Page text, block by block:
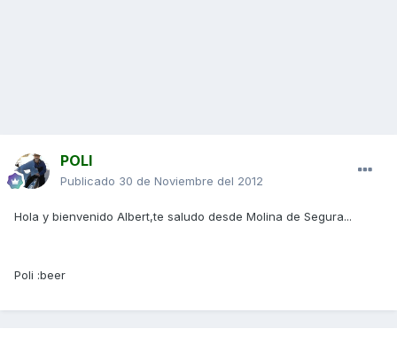
POLI
Publicado 30 de Noviembre del 2012
Hola y bienvenido Albert,te saludo desde Molina de Segura...
Poli :beer